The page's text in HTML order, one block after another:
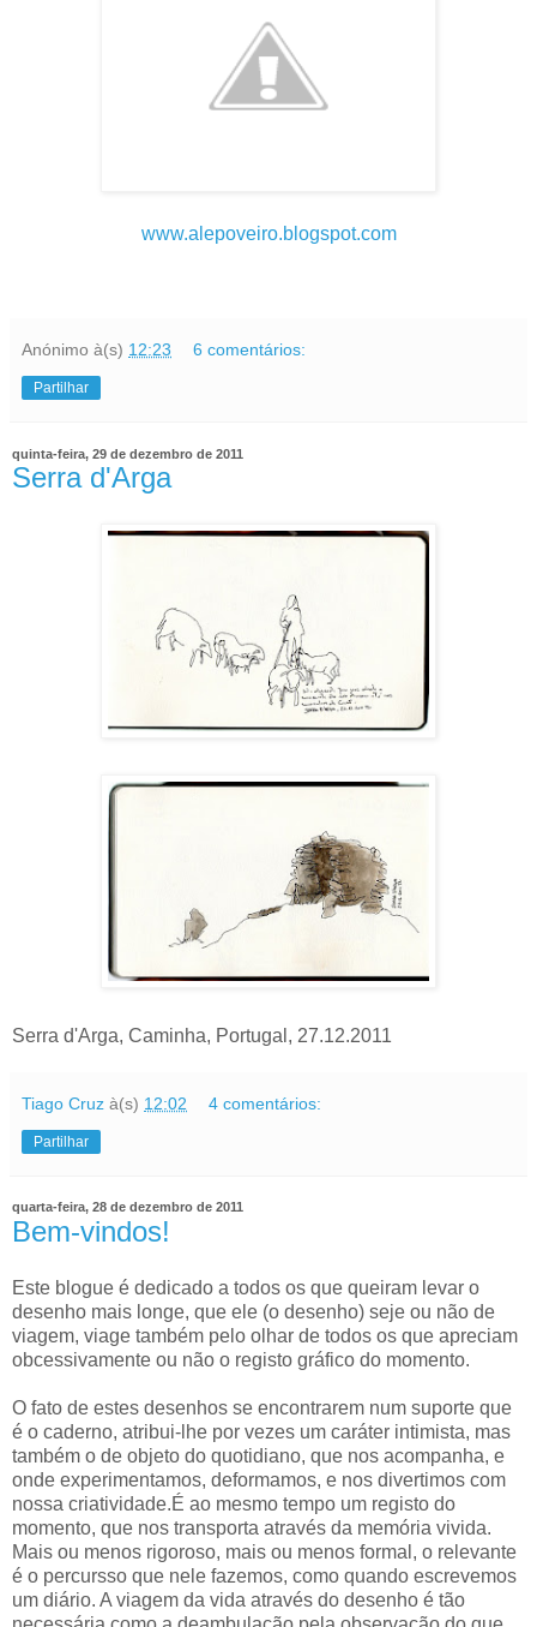
www.alepoveiro.blogspot.com
Anónimo à(s) 12:23 6 comentários:
Partilhar
quinta-feira, 29 de dezembro de 2011
Serra d'Arga
Serra d'Arga, Caminha, Portugal, 27.12.2011
Tiago Cruz à(s) 12:02 4 comentários:
Partilhar
quarta-feira, 28 de dezembro de 2011
Bem-vindos!
Este blogue é dedicado a todos os que queiram levar o
desenho mais longe, que ele (o desenho) seje ou não de
viagem, viage também pelo olhar de todos os que apreciam
obcessivamente ou não o registo gráfico do momento.
O fato de estes desenhos se encontrarem num suporte que
é o caderno, atribui-lhe por vezes um caráter intimista, mas
também o de objeto do quotidiano, que nos acompanha, e
onde experimentamos, deformamos, e nos divertimos com
nossa criatividade.É ao mesmo tempo um registo do
momento, que nos transporta através da memória vivida.
Mais ou menos rigoroso, mais ou menos formal, o relevante
é o percursso que nele fazemos, como quando escrevemos
um diário. A viagem da vida através do desenho é tão